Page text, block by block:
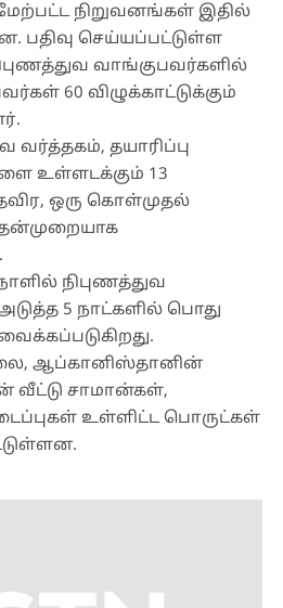
மேற்பட்ட நிறுவனங்கள் இதில்
செய்யப்பட்டுள்ள
வாங்குபவர்களில்
60 விழுக்காட்டுக்கும்
தயாரிப்பு
உள்ளடக்கும் 13
ஒரு கொள்முதல்
நிபுணத்துவ
5 நாட்களில் பொது
ஆப்கானிஸ்தானின்
வீட்டு சாமான்கள்,
உள்ளிட்ட பொருட்கள்